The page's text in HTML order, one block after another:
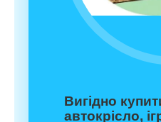
Вигідно
автокрісло,